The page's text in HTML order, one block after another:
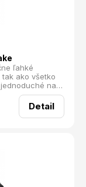
ľahké
ako všetko
na
systémom na
jedným
medzi 0, 7 a
Detail